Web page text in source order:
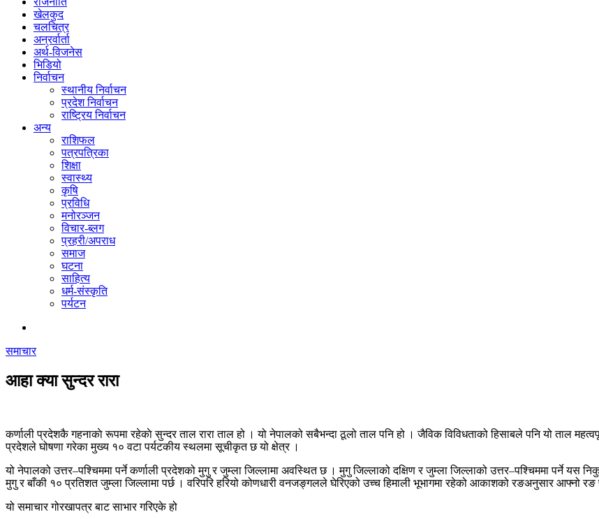
खेलकुद
चलचित्र
अन्रर्वार्ता
अर्थ-विजनेस
भिडियो
निर्वाचन
स्थानीय निर्वाचन
प्रदेश निर्वाचन
राष्ट्रिय निर्वाचन
अन्य
राशिफल
पत्रपत्रिका
शिक्षा
स्वास्थ्य
कृषि
प्रविधि
मनोरञ्जन
विचार-ब्लग
प्रहरी/अपराध
समाज
घटना
साहित्य
धर्म-संस्कृति
पर्यटन
समाचार
आहा क्या सुन्दर रारा
कर्णाली प्रदेशकै गहनाकाे रूपमा रहेकाे सुन्दर ताल रारा ताल हो । यो नेपालको सबैभन्दा ठूलो ताल पनि हो । जैविक विविधताको हिसाबले पनि यो ताल
प्रदेशले घोषणा गरेका मुख्य १० वटा पर्यटकीय स्थलमा सूचीकृत छ यो क्षेत्र ।
यो नेपालको उत्तर–पश्चिममा पर्ने कर्णाली प्रदेशको मुगु र जुम्ला जिल्लामा अवस्थित छ । मुगु जिल्लाको दक्षिण र जुम्ला जिल्लाको उत्तर–पश्चिममा पर्ने
मुगु र बाँकी १० प्रतिशत जुम्ला जिल्लामा पर्छ । वरिपरि हरियो कोणधारी वनजङ्गलले घेरिएको उच्च हिमाली भूभागमा रहेको आकाशको रङअनुसार आफ्नो
यो समाचार गोरखापत्र बाट साभार गरिएके हो